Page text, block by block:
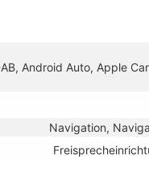
Android Auto, Apple
Navigation,